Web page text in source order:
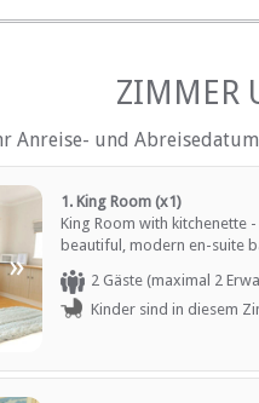
DEM GELÄNDE
ZIMMER
Anreise- und
»
1. King Room (x1)
King Room with kitchenette
beautiful, modern en-suite
shower.Tastefully
ample cupboards. Small
Private access with own
2 Gäste (maximal 2
Kinder sind in diesem